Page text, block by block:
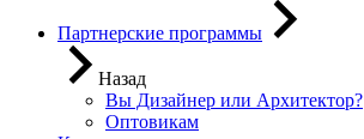
Партнерские программы
Назад
Вы Дизайнер или Архитектор?
Оптовикам